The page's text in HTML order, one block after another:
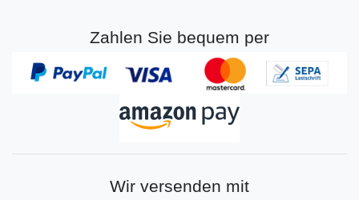
Zahlen Sie bequem per
Wir versenden mit